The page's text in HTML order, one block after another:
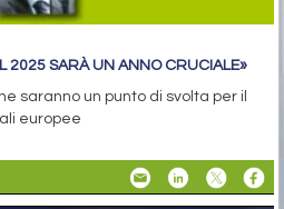
2025 SARÀ UN ANNO CRUCIALE»
saranno un punto di svolta per il
europee